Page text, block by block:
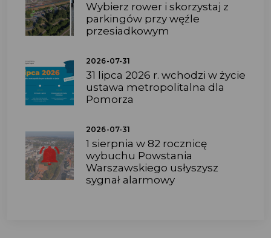
Wybierz rower i skorzystaj z
parkingów przy węźle
przesiadkowym
2026-07-31
31 lipca 2026 r. wchodzi w życie
ustawa metropolitalna dla
Pomorza
2026-07-31
1 sierpnia w 82 rocznicę
wybuchu Powstania
Warszawskiego usłyszysz
sygnał alarmowy